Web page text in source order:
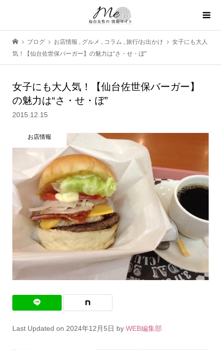
ブログ お店情報 , グルメ , コラム , 旅行/お出かけ
女子にも大人
気！【仙台佐世保バーガー】の魅力は“さ・せ・ぼ”
女子にも大人気！【仙台佐世保バーガー】
の魅力は“さ・せ・ぼ”
2015.12.15
お店情報
Last Updated on 2024年12月5日 by WEB編集部